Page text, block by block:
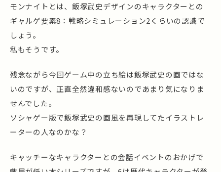
モンナイトとは、飯塚武史デザインのキャラクターとの
ギャルゲ要素8：戦略シミュレーション2くらいの認識で
しょう。
私もそうです。
残念ながら今回ゲーム中の立ち絵は飯塚武史の画ではな
いのですが、正直全然違和感ないのであまり気になりま
せんでした。
ソシャゲー版で飯塚武史の画風を再現してたイラストレ
ーターの人なのかな？
キャッチーなキャラクターとの会話イベントのおかげで